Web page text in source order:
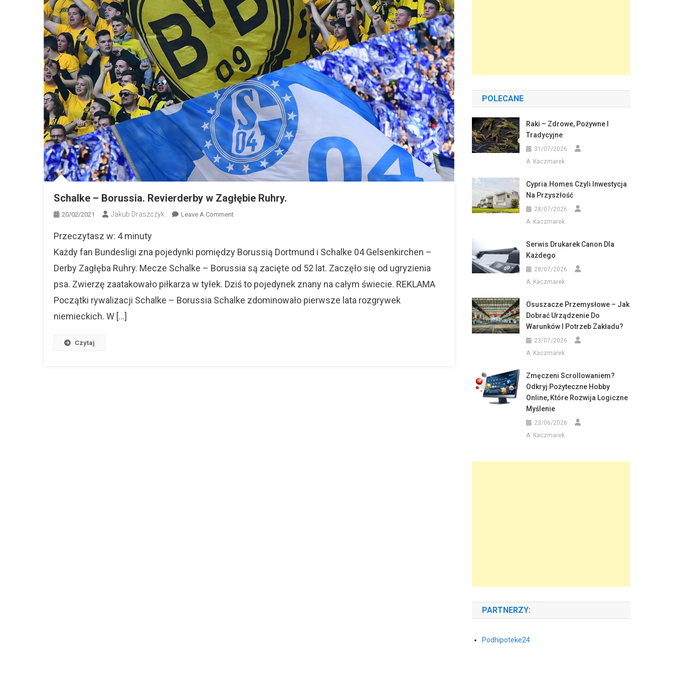
Schalke – Borussia. Revierderby w Zagłębie Ruhry.
20/02/2021 Jakub Draszczyk Leave A CommentOn
Borussia.
W
Zagłębie
Przeczytasz w: 4 minuty
Każdy fan Bundesligi zna pojedynki pomiędzy Borussią Dortmund i Schalke 04 Gelsenkirchen –
Derby Zagłęba Ruhry. Mecze Schalke – Borussia są zacięte od 52 lat. Zaczęło się od ugryzienia
psa. Zwierzę zaatakowało piłkarza w tyłek. Dziś to pojedynek znany na całym świecie. REKLAMA
Początki rywalizacji Schalke – Borussia Schalke zdominowało pierwsze lata rozgrywek
niemieckich. W […]
Czytaj
POLECANE
Raki – Zdrowe, Pożywne I
Tradycyjne
31/07/2026
A. Kaczmarek
Cypria.homes Czyli Inwestycja
Na Przyszłość
28/07/2026
A. Kaczmarek
Serwis Drukarek Canon Dla
Każdego
28/07/2026
A. Kaczmarek
Osuszacze Przemysłowe – Jak
Dobrać Urządzenie Do
Warunków I Potrzeb Zakładu?
23/07/2026
A. Kaczmarek
Zmęczeni Scrollowaniem?
Odkryj Pożyteczne Hobby
Online, Które Rozwija Logiczne
Myślenie
23/06/2026
A. Kaczmarek
PARTNERZY:
Podhipoteke24